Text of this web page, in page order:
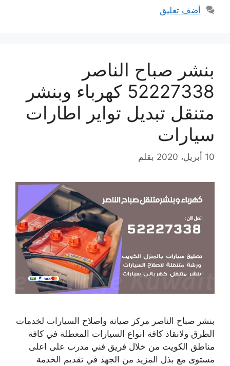
أضف تعليق
بنشر صباح الناصر
52227338 كهرباء وبنشر
متنقل تبديل تواير اطارات
سيارات
10 أبريل، 2020 بقلم
بنشر صباح الناصر مركز صيانة واصلاح السيارات لخدمات
الطرق ولانقاذ كافة انواع السيارات المعطلة في كافة
مناطق الكويت من خلال فريق فني مدرب على اعلى
مستوى مع بذل المزيد من الجهد في تقديم الخدمة